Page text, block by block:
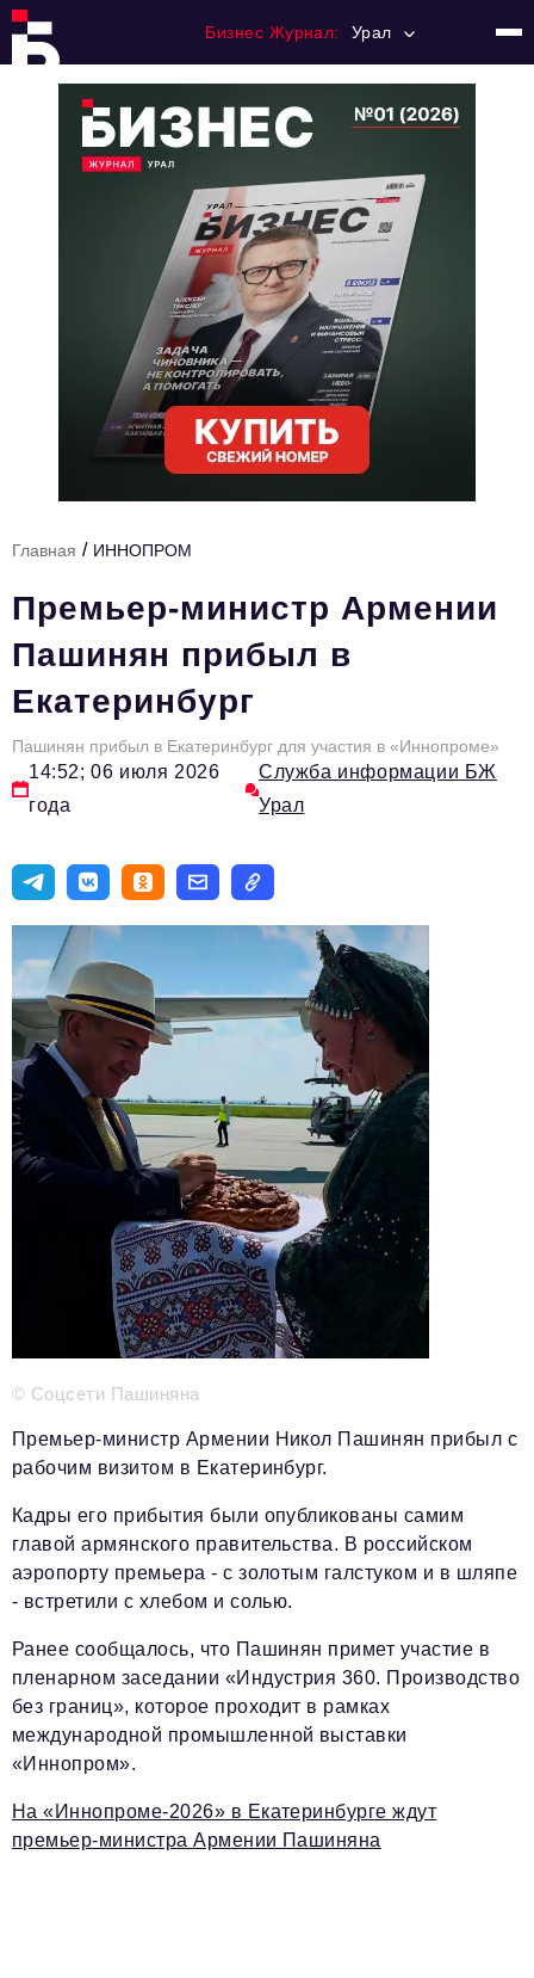
Бизнес Журнал: Урал
Тема номера
Технологии и тренды
Ниши и рынки
Цитаты
Туризм
Новости
ИННОПРОМ
Топ-100 влиятельных людей Свердловской области
Авторские материалы
Видео
ТОП-100 влиятельных людей — 2025
Телефон редакции:+7 495 727-01-67
Электронные почты редакции:
Информационный отдел
info@business-magazine.online
Отдел рекламы
reklama@business-magazine.online
Отдел распространения/редакционная подписка
podpiska@business-magazine.online
partner@business-magazine.online
Главная / ИННОПРОМ
Премьер-министр Армении
Пашинян прибыл в
Екатеринбург
Пашинян прибыл в Екатеринбург для участия в «Иннопроме»
14:52; 06 июля 2026
года
Служба информации БЖ
Урал
© Соцсети Пашиняна
Премьер-министр Армении Никол Пашинян прибыл с
рабочим визитом в Екатеринбург.
Кадры его прибытия были опубликованы самим
главой армянского правительства. В российском
аэропорту премьера - с золотым галстуком и в шляпе
- встретили с хлебом и солью.
Ранее сообщалось, что Пашинян примет участие в
пленарном заседании «Индустрия 360. Производство
без границ», которое проходит в рамках
международной промышленной выставки
«Иннопром».
На «Иннопроме-2026» в Екатеринбурге ждут
премьер-министра Армении Пашиняна